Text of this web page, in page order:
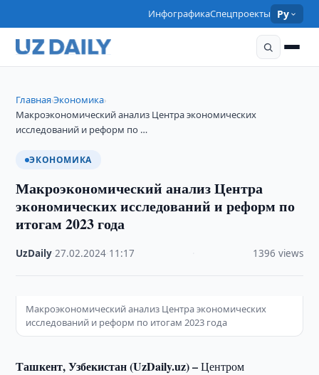
ИнфографикаСпецпроекты Ру
Главная›Экономика›
Макроэкономический анализ Центра экономических
исследований и реформ по …
ЭКОНОМИКА
Макроэкономический анализ Центра
экономических исследований и реформ по
итогам 2023 года
UzDaily ·27.02.2024 11:17 1396 views
Макроэкономический анализ Центра экономических
исследований и реформ по итогам 2023 года
Ташкент, Узбекистан (UzDaily.uz) –Центром